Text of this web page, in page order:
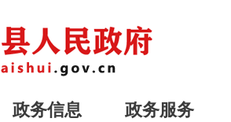
政务信息 政务服务